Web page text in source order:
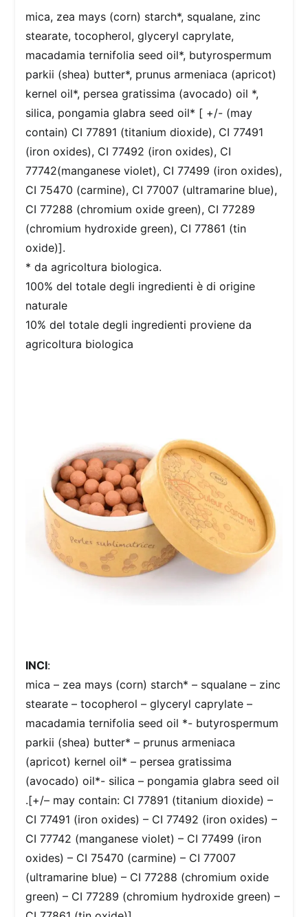
mica, zea mays (corn) starch*, squalane, zinc
stearate, tocopherol, glyceryl caprylate,
macadamia ternifolia seed oil*, butyrospermum
parkii (shea) butter*, prunus armeniaca (apricot)
kernel oil*, persea gratissima (avocado) oil *,
silica, pongamia glabra seed oil* [ +/- (may
contain) CI 77891 (titanium dioxide), CI 77491
(iron oxides), CI 77492 (iron oxides), CI
77742(manganese violet), CI 77499 (iron oxides),
CI 75470 (carmine), CI 77007 (ultramarine blue),
CI 77288 (chromium oxide green), CI 77289
(chromium hydroxide green), CI 77861 (tin
oxide)].
* da agricoltura biologica.
100% del totale degli ingredienti è di origine
naturale
10% del totale degli ingredienti proviene da
agricoltura biologica
INCI:
mica – zea mays (corn) starch* – squalane – zinc
stearate – tocopherol – glyceryl caprylate –
macadamia ternifolia seed oil *- butyrospermum
parkii (shea) butter* – prunus armeniaca
(apricot) kernel oil* – persea gratissima
(avocado) oil*- silica – pongamia glabra seed oil
.[+/– may contain: CI 77891 (titanium dioxide) –
CI 77491 (iron oxides) – CI 77492 (iron oxides) –
CI 77742 (manganese violet) – CI 77499 (iron
oxides) – CI 75470 (carmine) – CI 77007
(ultramarine blue) – CI 77288 (chromium oxide
green) – CI 77289 (chromium hydroxide green) –